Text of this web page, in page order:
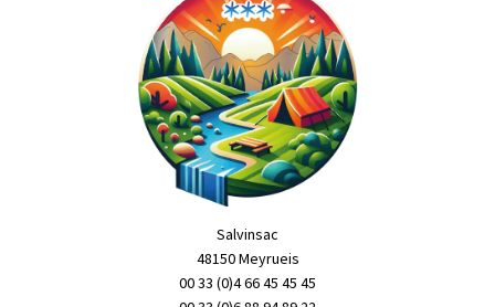
Salvinsac
48150 Meyrueis
00 33 (0)4 66 45 45 45